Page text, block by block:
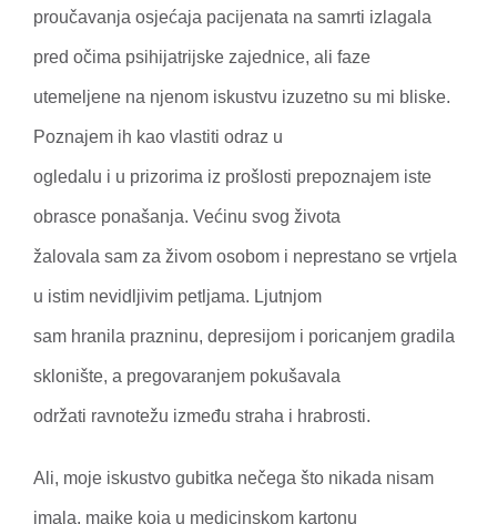
proučavanja osjećaja pacijenata na samrti izlagala
pred očima psihijatrijske zajednice, ali faze
utemeljene na njenom iskustvu izuzetno su mi bliske.
Poznajem ih kao vlastiti odraz u
ogledalu i u prizorima iz prošlosti prepoznajem iste
obrasce ponašanja. Većinu svog života
žalovala sam za živom osobom i neprestano se vrtjela
u istim nevidljivim petljama. Ljutnjom
sam hranila prazninu, depresijom i poricanjem gradila
sklonište, a pregovaranjem pokušavala
održati ravnotežu između straha i hrabrosti.
Ali, moje iskustvo gubitka nečega što nikada nisam
imala, majke koja u medicinskom kartonu